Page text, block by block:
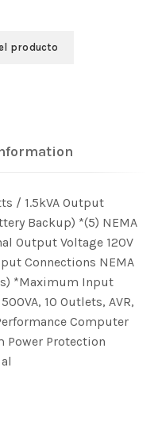
producto
/ 1.5kVA Output
Backup) *(5) NEMA
Output Voltage 120V
Connections NEMA
*Maximum Input
10 Outlets, AVR,
Computer
Power Protection